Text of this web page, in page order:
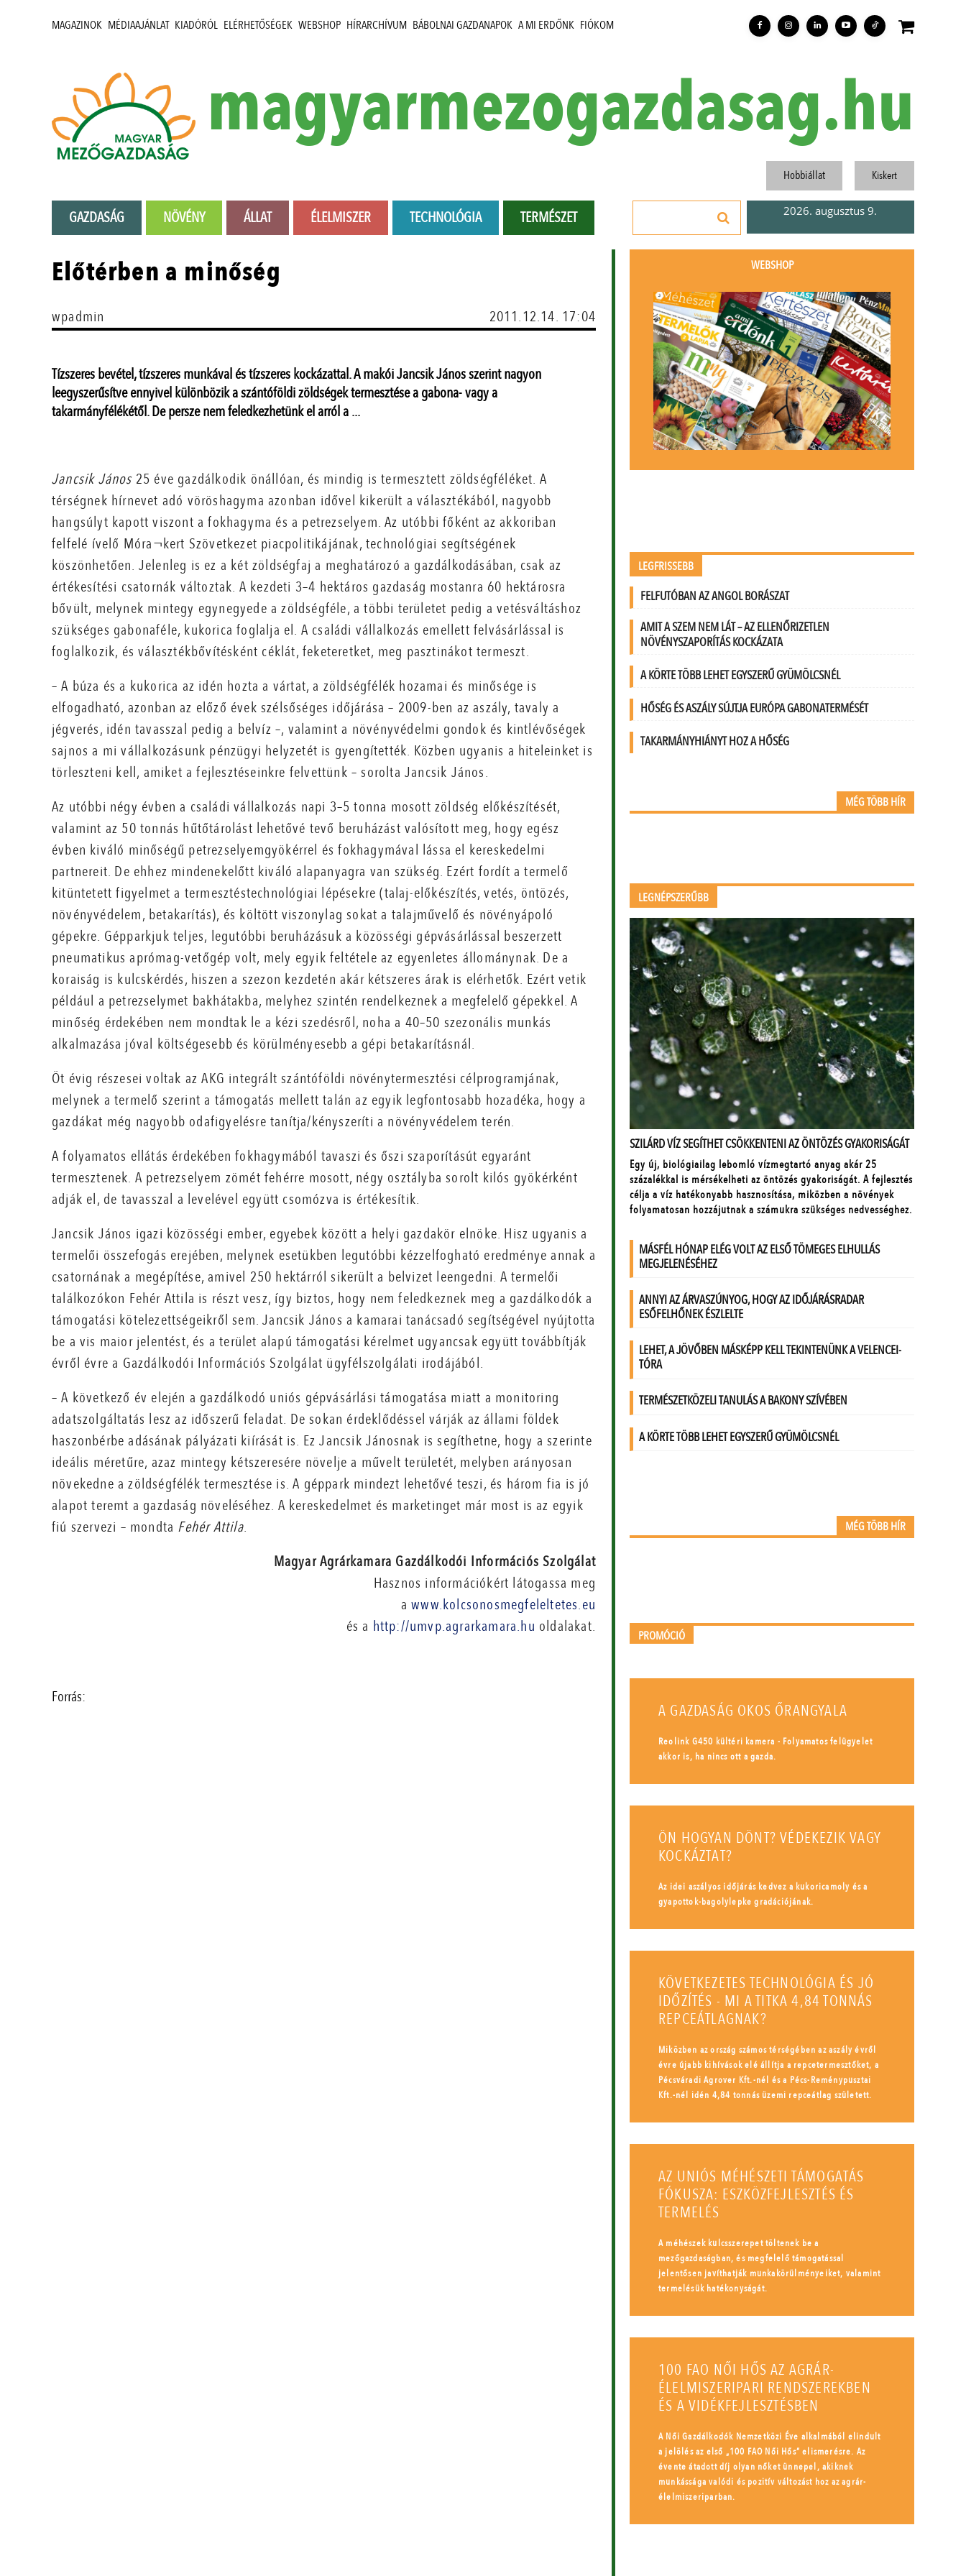
MAGAZINOK MÉDIAAJÁNLAT KIADÓRÓL ELÉRHETŐSÉGEK WEBSHOP HÍRARCHÍVUM BÁBOLNAI GAZDANAPOK A MI ERDŐNK FIÓKOM
magyarmezogazdasag.hu
GAZDASÁG NÖVÉNY ÁLLAT ÉLELMISZER TECHNOLÓGIA TERMÉSZET
Hobbiállat Kiskert
2026. augusztus 9.
Előtérben a minőség
wpadmin 2011.12.14. 17:04
Tízszeres bevétel, tízszeres munkával és tízszeres kockázattal. A makói Jancsik János szerint nagyon
leegyszerűsítve ennyivel különbözik a szántóföldi zöldségek termesztése a gabona- vagy a
takarmányfélékétől. De persze nem feledkezhetünk el arról a ...
Jancsik János25 éve gazdálkodik önállóan, és mindig is termesztett zöldségféléket. A
térségnek hírnevet adó vöröshagyma azonban idővel kikerült a választékából, nagyobb
hangsúlyt kapott viszont a fokhagyma és a petrezselyem. Az utóbbi főként az akkoriban
felfelé ívelő Móra¬kert Szövetkezet piacpolitikájának, technológiai segítségének
köszönhetően. Jelenleg is ez a két zöldségfaj a meghatározó a gazdálkodásában, csak az
értékesítési csatornák változtak. A kezdeti 3–4 hektáros gazdaság mostanra 60 hektárosra
bővült, melynek mintegy egynegyede a zöldségféle, a többi területet pedig a vetésváltáshoz
szükséges gabonaféle, kukorica foglalja el. A családi vállalkozás emellett felvásárlással is
foglalkozik, és választékbővítésként céklát, feketeretket, meg pasztinákot termeszt.
– A búza és a kukorica az idén hozta a vártat, a zöldségfélék hozamai és minősége is
elfogadható, azonban az előző évek szélsőséges időjárása – 2009-ben az aszály, tavaly a
jégverés, idén tavasszal pedig a belvíz –, valamint a növényvédelmi gondok és kintlévőségek
sajnos a mi vállalkozásunk pénzügyi helyzetét is gyengítették. Közben ugyanis a hiteleinket is
törleszteni kell, amiket a fejlesztéseinkre felvettünk – sorolta Jancsik János.
Az utóbbi négy évben a családi vállalkozás napi 3–5 tonna mosott zöldség előkészítését,
valamint az 50 tonnás hűtőtárolást lehetővé tevő beruházást valósított meg, hogy egész
évben kiváló minőségű petrezselyemgyökérrel és fokhagymával lássa el kereskedelmi
partnereit. De ehhez mindenekelőtt kiváló alapanyagra van szükség. Ezért fordít a termelő
kitüntetett figyelmet a termesztéstechnológiai lépésekre (talaj-előkészítés, vetés, öntözés,
növényvédelem, betakarítás), és költött viszonylag sokat a talajművelő és növényápoló
gépekre. Gépparkjuk teljes, legutóbbi beruházásuk a közösségi gépvásárlással beszerzett
pneumatikus aprómag-vetőgép volt, mely egyik feltétele az egyenletes állománynak. De a
koraiság is kulcskérdés, hiszen a szezon kezdetén akár kétszeres árak is elérhetők. Ezért vetik
például a petrezselymet bakhátakba, melyhez szintén rendelkeznek a megfelelő gépekkel. A
minőség érdekében nem mondtak le a kézi szedésről, noha a 40–50 szezonális munkás
alkalmazása jóval költségesebb és körülményesebb a gépi betakarításnál.
Öt évig részesei voltak az AKG integrált szántóföldi növénytermesztési célprogramjának,
melynek a termelő szerint a támogatás mellett talán az egyik legfontosabb hozadéka, hogy a
gazdákat még nagyobb odafigyelésre tanítja/kényszeríti a növényvédelem terén.
A folyamatos ellátás érdekében fokhagymából tavaszi és őszi szaporításút egyaránt
termesztenek. A petrezselyem zömét fehérre mosott, négy osztályba sorolt kilós gyökérként
adják el, de tavasszal a levelével együtt csomózva is értékesítik.
Jancsik János igazi közösségi ember, egyebek között a helyi gazdakör elnöke. Hisz ugyanis a
termelői összefogás erejében, melynek esetükben legutóbbi kézzelfogható eredménye annak a
csatornának a megépítése, amivel 250 hektárról sikerült a belvizet leengedni. A termelői
találkozókon Fehér Attila is részt vesz, így biztos, hogy nem feledkeznek meg a gazdálkodók a
támogatási kötelezettségeikről sem. Jancsik János a kamarai tanácsadó segítségével nyújtotta
be a vis maior jelentést, és a terület alapú támogatási kérelmet ugyancsak együtt továbbítják
évről évre a Gazdálkodói Információs Szolgálat ügyfélszolgálati irodájából.
– A következő év elején a gazdálkodó uniós gépvásárlási támogatása miatt a monitoring
adatszolgáltatás lesz az időszerű feladat. De sokan érdeklődéssel várják az állami földek
haszonbérbe adásának pályázati kiírását is. Ez Jancsik Jánosnak is segíthetne, hogy a szerinte
ideális méretűre, azaz mintegy kétszeresére növelje a művelt területét, melyben arányosan
növekedne a zöldségfélék termesztése is. A géppark mindezt lehetővé teszi, és három fia is jó
alapot teremt a gazdaság növeléséhez. A kereskedelmet és marketinget már most is az egyik
fiú szervezi – mondta Fehér Attila.
Magyar Agrárkamara Gazdálkodói Információs Szolgálat
Hasznos információkért látogassa meg
awww.kolcsonosmegfeleltetes.eu
és a http://umvp.agrarkamara.hu oldalakat.
Forrás:
WEBSHOP
LEGFRISSEBB
FELFUTÓBAN AZ ANGOL BORÁSZAT
AMIT A SZEM NEM LÁT – AZ ELLENŐRIZETLEN
NÖVÉNYSZAPORÍTÁS KOCKÁZATA
A KÖRTE TÖBB LEHET EGYSZERŰ GYÜMÖLCSNÉL
HŐSÉG ÉS ASZÁLY SÚJTJA EURÓPA GABONATERMÉSÉT
TAKARMÁNYHIÁNYT HOZ A HŐSÉG
MÉG TÖBB HÍR
LEGNÉPSZERŰBB
MÉG TÖBB HÍR
PROMÓCIÓ
A GAZDASÁG OKOS ŐRANGYALA
Reolink G450 kültéri kamera - Folyamatos felügyelet
akkor is, ha nincs ott a gazda.
ÖN HOGYAN DÖNT? VÉDEKEZIK VAGY
KOCKÁZTAT?
Az idei aszályos időjárás kedvez a kukoricamoly és a
gyapottok-bagolylepke gradációjának.
KÖVETKEZETES TECHNOLÓGIA ÉS JÓ
IDŐZÍTÉS - MI A TITKA 4,84 TONNÁS
REPCEÁTLAGNAK?
Miközben az ország számos térségében az aszály évről
évre újabb kihívások elé állítja a repcetermesztőket, a
Pécsváradi Agrover Kft.-nél és a Pécs-Reménypusztai
Kft.-nél idén 4,84 tonnás üzemi repceátlag született.
AZ UNIÓS MÉHÉSZETI TÁMOGATÁS
FÓKUSZA: ESZKÖZFEJLESZTÉS ÉS
TERMELÉS
A méhészek kulcsszerepet töltenek be a
mezőgazdaságban, és megfelelő támogatással
jelentősen javíthatják munkakörülményeiket, valamint
termelésük hatékonyságát.
100 FAO NŐI HŐS AZ AGRÁR-
ÉLELMISZERIPARI RENDSZEREKBEN
ÉS A VIDÉKFEJLESZTÉSBEN
A Női Gazdálkodók Nemzetközi Éve alkalmából elindult
a jelölés az első „100 FAO Női Hős” elismerésre. Az
évente átadott díj olyan nőket ünnepel, akiknek
munkássága valódi és pozitív változást hoz az agrár-
élelmiszeriparban.